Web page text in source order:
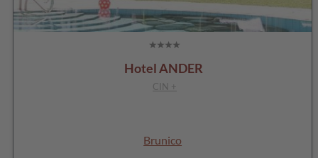
Hotel ANDER
CIN +
Brunico